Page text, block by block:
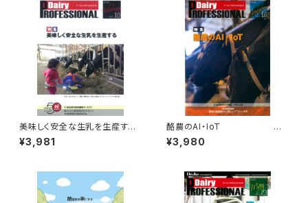
美味しく安全な生乳を生産す
る
Dairy PROFESSION
¥3,981
酪農のAI・IoT
Dairy PROFESSION
¥3,980